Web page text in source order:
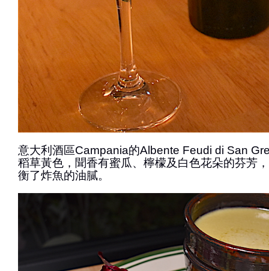
意大利酒區Campania的Albente Feudi di San
稻草黃色，聞香有蜜瓜、檸檬及白色花朵的芬芳
衡了炸魚的油膩。